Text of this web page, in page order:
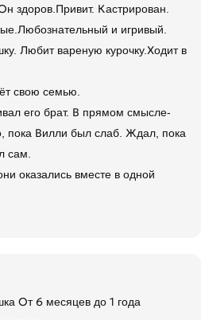
здоров.Привит. Кастрирован.
и игривый.
Любит вареную курочку.Ходит в
свою семью.
его брат. В прямом смысле-
пока Вилли был слаб. Ждал, пока
сам.
оказались вместе в одной
От 6 месяцев до 1 года